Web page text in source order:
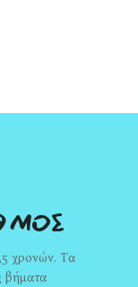
χρονών. Τα
βήματα